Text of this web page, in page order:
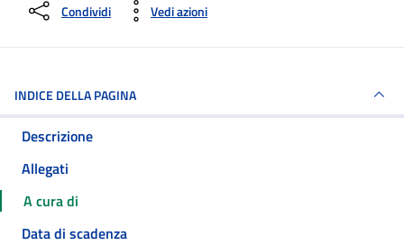
Condividi Vedi azioni
INDICE DELLA PAGINA
Descrizione
Allegati
A cura di
Data di scadenza